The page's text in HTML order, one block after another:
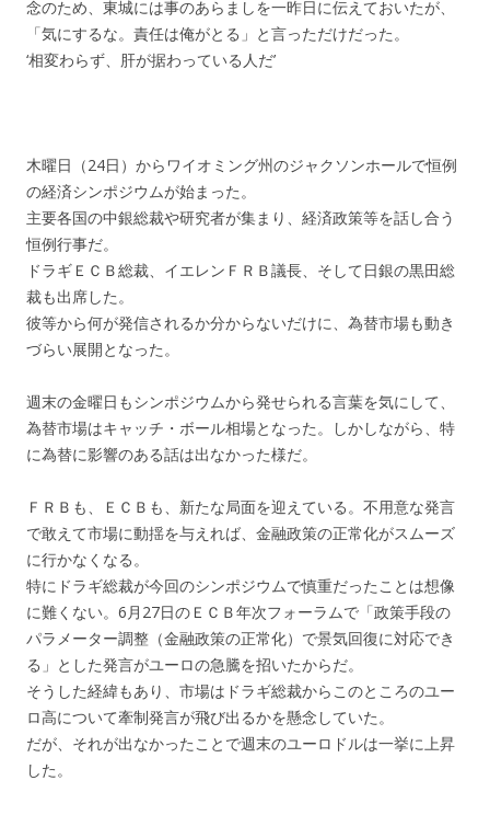
念のため、東城には事のあらましを一昨日に伝えておいたが、
「気にするな。責任は俺がとる」と言っただけだった。
‘相変わらず、肝が据わっている人だ’
木曜日（24日）からワイオミング州のジャクソンホールで恒例
の経済シンポジウムが始まった。
主要各国の中銀総裁や研究者が集まり、経済政策等を話し合う
恒例行事だ。
ドラギＥＣＢ総裁、イエレンＦＲＢ議長、そして日銀の黒田総
裁も出席した。
彼等から何が発信されるか分からないだけに、為替市場も動き
づらい展開となった。
週末の金曜日もシンポジウムから発せられる言葉を気にして、
為替市場はキャッチ・ボール相場となった。しかしながら、特
に為替に影響のある話は出なかった様だ。
ＦＲＢも、ＥＣＢも、新たな局面を迎えている。不用意な発言
で敢えて市場に動揺を与えれば、金融政策の正常化がスムーズ
に行かなくなる。
特にドラギ総裁が今回のシンポジウムで慎重だったことは想像
に難くない。6月27日のＥＣＢ年次フォーラムで「政策手段の
パラメーター調整（金融政策の正常化）で景気回復に対応でき
る」とした発言がユーロの急騰を招いたからだ。
そうした経緯もあり、市場はドラギ総裁からこのところのユー
ロ高について牽制発言が飛び出るかを懸念していた。
だが、それが出なかったことで週末のユーロドルは一挙に上昇
した。